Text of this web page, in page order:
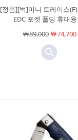
[정품][벅]미니 트레이스
EDC 포켓 폴딩 휴대
￦89,000￦74,700